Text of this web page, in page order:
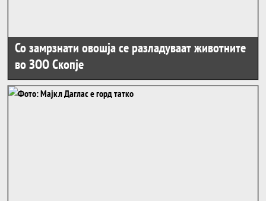
Со замрзнати овошја се разладуваат животните
во ЗОО Скопје